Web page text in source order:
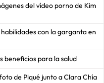
del vídeo porno de Kim
con la garganta en
beneficios para la salud
de Piqué junto a Clara Chía